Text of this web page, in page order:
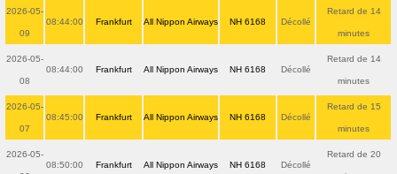
2026-05-
09
08:44:00 Frankfurt All Nippon Airways NH 6168 Décollé
Retard de 14
minutes
2026-05-
08
08:44:00 Frankfurt All Nippon Airways NH 6168 Décollé
Retard de 14
minutes
2026-05-
07
08:45:00 Frankfurt All Nippon Airways NH 6168 Décollé
Retard de 15
minutes
2026-05-
08:50:00 Frankfurt All Nippon Airways NH 6168 Décollé
Retard de 20